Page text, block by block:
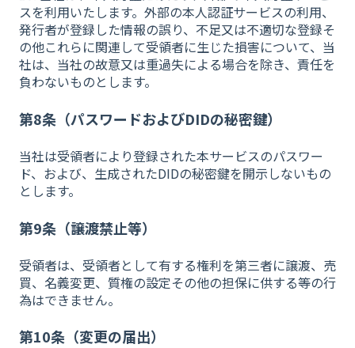
スを利用いたします。外部の本人認証サービスの利用、
発行者が登録した情報の誤り、不足又は不適切な登録そ
の他これらに関連して受領者に生じた損害について、当
社は、当社の故意又は重過失による場合を除き、責任を
負わないものとします。
第8条（パスワードおよびDIDの秘密鍵）
当社は受領者により登録された本サービスのパスワー
ド、および、生成されたDIDの秘密鍵を開示しないもの
とします。
第9条（譲渡禁止等）
受領者は、受領者として有する権利を第三者に譲渡、売
買、名義変更、質権の設定その他の担保に供する等の行
為はできません。
第10条（変更の届出）